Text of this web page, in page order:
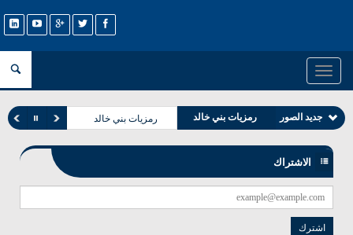
Toggle
navigation
جديد الصور
صور مشايخ بني خالد
رمزيات بني خالد رمزيات بني خالد
الاشتراك